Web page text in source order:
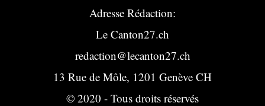
Adresse Rédaction:
Le Canton27.ch
redaction@lecanton27.ch
13 Rue de Môle, 1201 Genève CH
© 2020 - Tous droits réservés